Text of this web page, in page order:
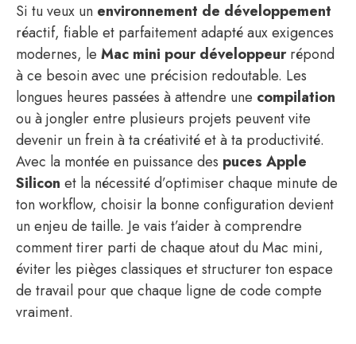
Si tu veux un environnement de développement
réactif, fiable et parfaitement adapté aux exigences
modernes, le Mac mini pour développeurrépond
à ce besoin avec une précision redoutable. Les
longues heures passées à attendre une compilation
ou à jongler entre plusieurs projets peuvent vite
devenir un frein à ta créativité et à ta productivité.
Avec la montée en puissance des puces Apple
Silicon et la nécessité d’optimiser chaque minute de
ton workflow, choisir la bonne configuration devient
un enjeu de taille. Je vais t’aider à comprendre
comment tirer parti de chaque atout du Mac mini,
éviter les pièges classiques et structurer ton espace
de travail pour que chaque ligne de code compte
vraiment.